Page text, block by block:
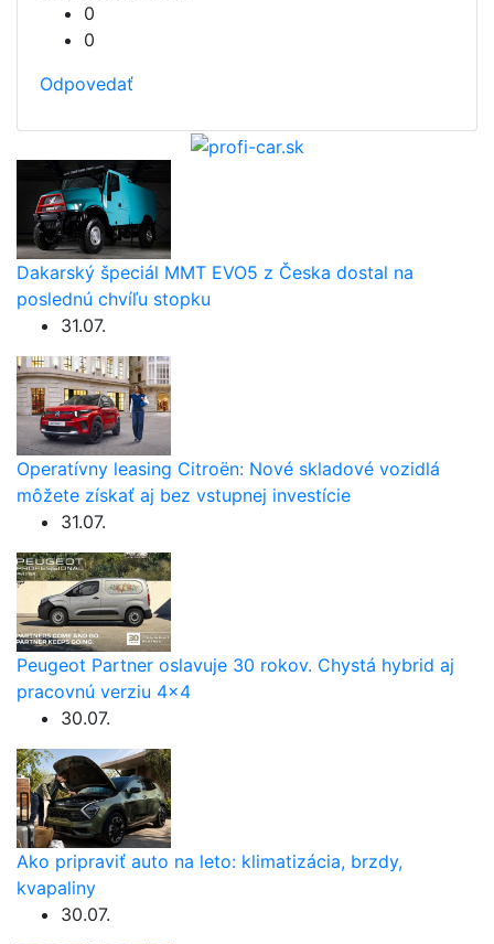
0
0
Odpovedať
Dakarský špeciál MMT EVO5 z Česka dostal na
poslednú chvíľu stopku
31.07.
Operatívny leasing Citroën: Nové skladové vozidlá
môžete získať aj bez vstupnej investície
31.07.
Peugeot Partner oslavuje 30 rokov. Chystá hybrid aj
pracovnú verziu 4×4
30.07.
Ako pripraviť auto na leto: klimatizácia, brzdy,
kvapaliny
30.07.